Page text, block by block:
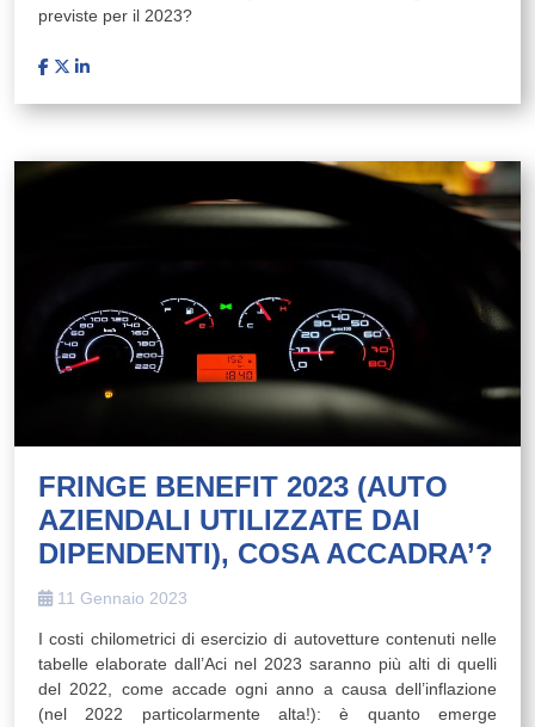
previste per il 2023?
FRINGE BENEFIT 2023 (AUTO
AZIENDALI UTILIZZATE DAI
DIPENDENTI), COSA ACCADRA’?
11 Gennaio 2023
I costi chilometrici di esercizio di autovetture contenuti nelle
tabelle elaborate dall’Aci nel 2023 saranno più alti di quelli
del 2022, come accade ogni anno a causa dell’inflazione
(nel 2022 particolarmente alta!): è quanto emerge